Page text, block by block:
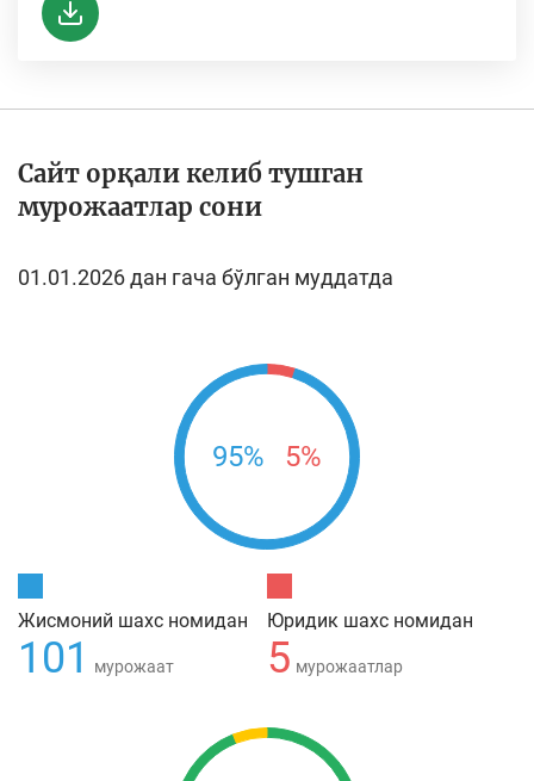
Сайт орқали келиб тушган
мурожаатлар сони
01.01.2026 дан гача бўлган муддатда
95% 5%
Жисмоний шахс номидан
101 мурожаат
Юридик шахс номидан
5 мурожаатлар